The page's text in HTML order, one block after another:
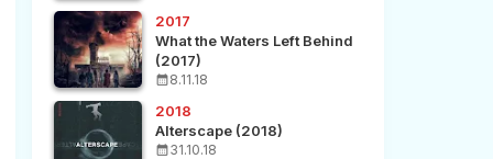
2017
What the Waters Left Behind
(2017)
8.11.18
2018
Alterscape (2018)
31.10.18